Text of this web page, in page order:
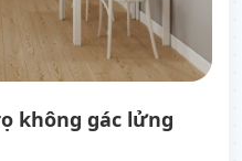
không gác lửng